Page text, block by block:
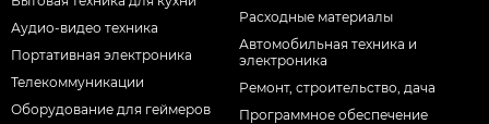
Аудио-видео техника
Портативная электроника
Телекоммуникации
Оборудование для геймеров
Расходные материалы
Автомобильная техника и
электроника
Ремонт, строительство, дача
Программное обеспечение